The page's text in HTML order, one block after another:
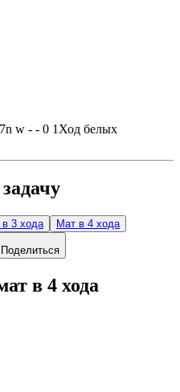
w - - 0 1 Ход белых
3 хода Мат в 4 хода
Поделиться
в 4 хода